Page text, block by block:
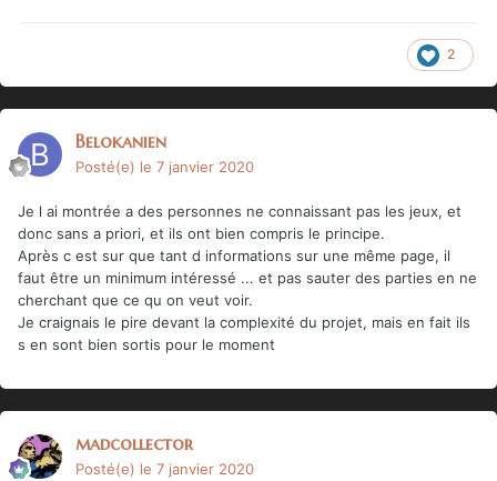
2
Belokanien
Posté(e) le 7 janvier 2020
Je l ai montrée a des personnes ne connaissant pas les jeux, et
donc sans a priori, et ils ont bien compris le principe.
Après c est sur que tant d informations sur une même page, il
faut être un minimum intéressé ... et pas sauter des parties en ne
cherchant que ce qu on veut voir.
Je craignais le pire devant la complexité du projet, mais en fait ils
s en sont bien sortis pour le moment
madcollector
Posté(e) le 7 janvier 2020